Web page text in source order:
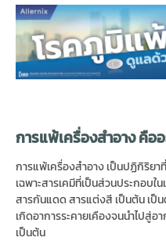
การแพ้เครื่องสำอาง คืออ
การแพ้เครื่องสำอาง เป็นปฏิกิริย
เฉพาะสารเคมีที่เป็นส่วนประกอบใ
สารกันแดด สารแต่งสี เป็นต้น เป็น
เกิดอาการระคายเคืองจนนำไปสู่
เป็นต้น